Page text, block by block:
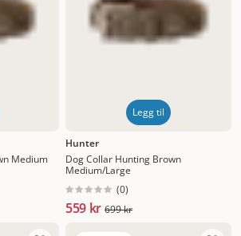
Medium
Legg til
Hunter
Dog Collar Hunting Brown
Medium/Large
(0)
559 kr 699 kr